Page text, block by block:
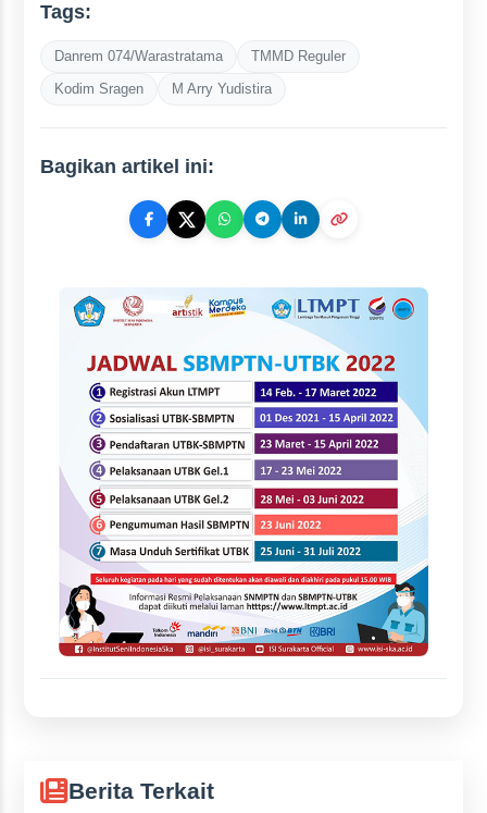
Tags:
Danrem 074/Warastratama
TMMD Reguler
Kodim Sragen
M Arry Yudistira
Bagikan artikel ini:
Berita Terkait